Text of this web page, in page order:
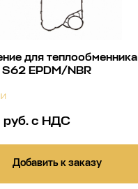
для теплообменника
EPDM/NBR
руб. с НДС
Добавить к заказу